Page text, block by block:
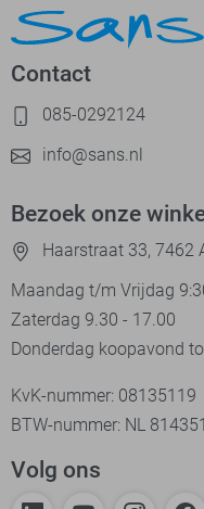
Contact
085-0292124
info@sans.nl
Bezoek onze
Haarstraat 33, 7462
Maandag t/m Vrijdag
Zaterdag 9.30 - 17.00
Donderdag koopavond
KvK-nummer: 08135119
BTW-nummer: NL
Volg ons